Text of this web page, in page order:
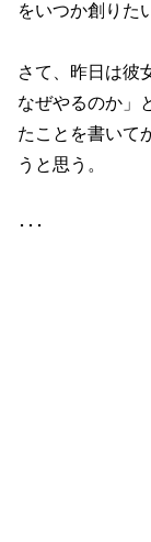
をいつか創りた
さて、昨日は彼
なぜやるのか」
たことを書いて
うと思う。
･･･